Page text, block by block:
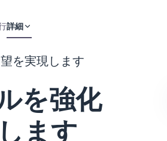
詳細
を実現します
を強化
ます